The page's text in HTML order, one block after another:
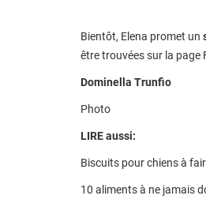
Bientôt, Elena promet un
être trouvées sur la page
Dominella Trunfio
Photo
LIRE aussi:
Biscuits pour chiens à
10 aliments à ne jamais